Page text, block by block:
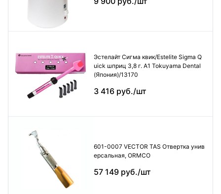
Эстелайт Сигма квик/Estelite Sigma Q
uick шприц 3,8 г. А1 Tokuyama Dental
(Япония)/13170
3 416 руб./шт
601-0007 VECTOR TAS Отвертка унив
ерсальная, ORMCO
57 149 руб./шт